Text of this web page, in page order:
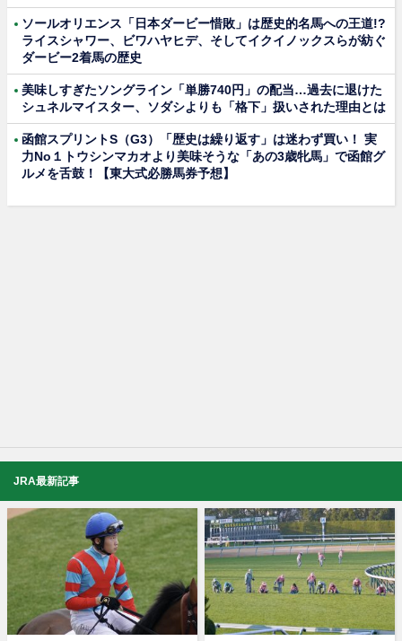
ソールオリエンス「日本ダービー惜敗」は歴史的名馬への王道!?
ライスシャワー、ビワハヤヒデ、そしてイクイノックスらが紡ぐ
ダービー2着馬の歴史
美味しすぎたソングライン「単勝740円」の配当…過去に退けた
シュネルマイスター、ソダシよりも「格下」扱いされた理由とは
函館スプリントS（G3）「歴史は繰り返す」は迷わず買い！ 実
力No１トウシンマカオより美味そうな「あの3歳牝馬」で函館グ
ルメを舌鼓！【東大式必勝馬券予想】
JRA最新記事